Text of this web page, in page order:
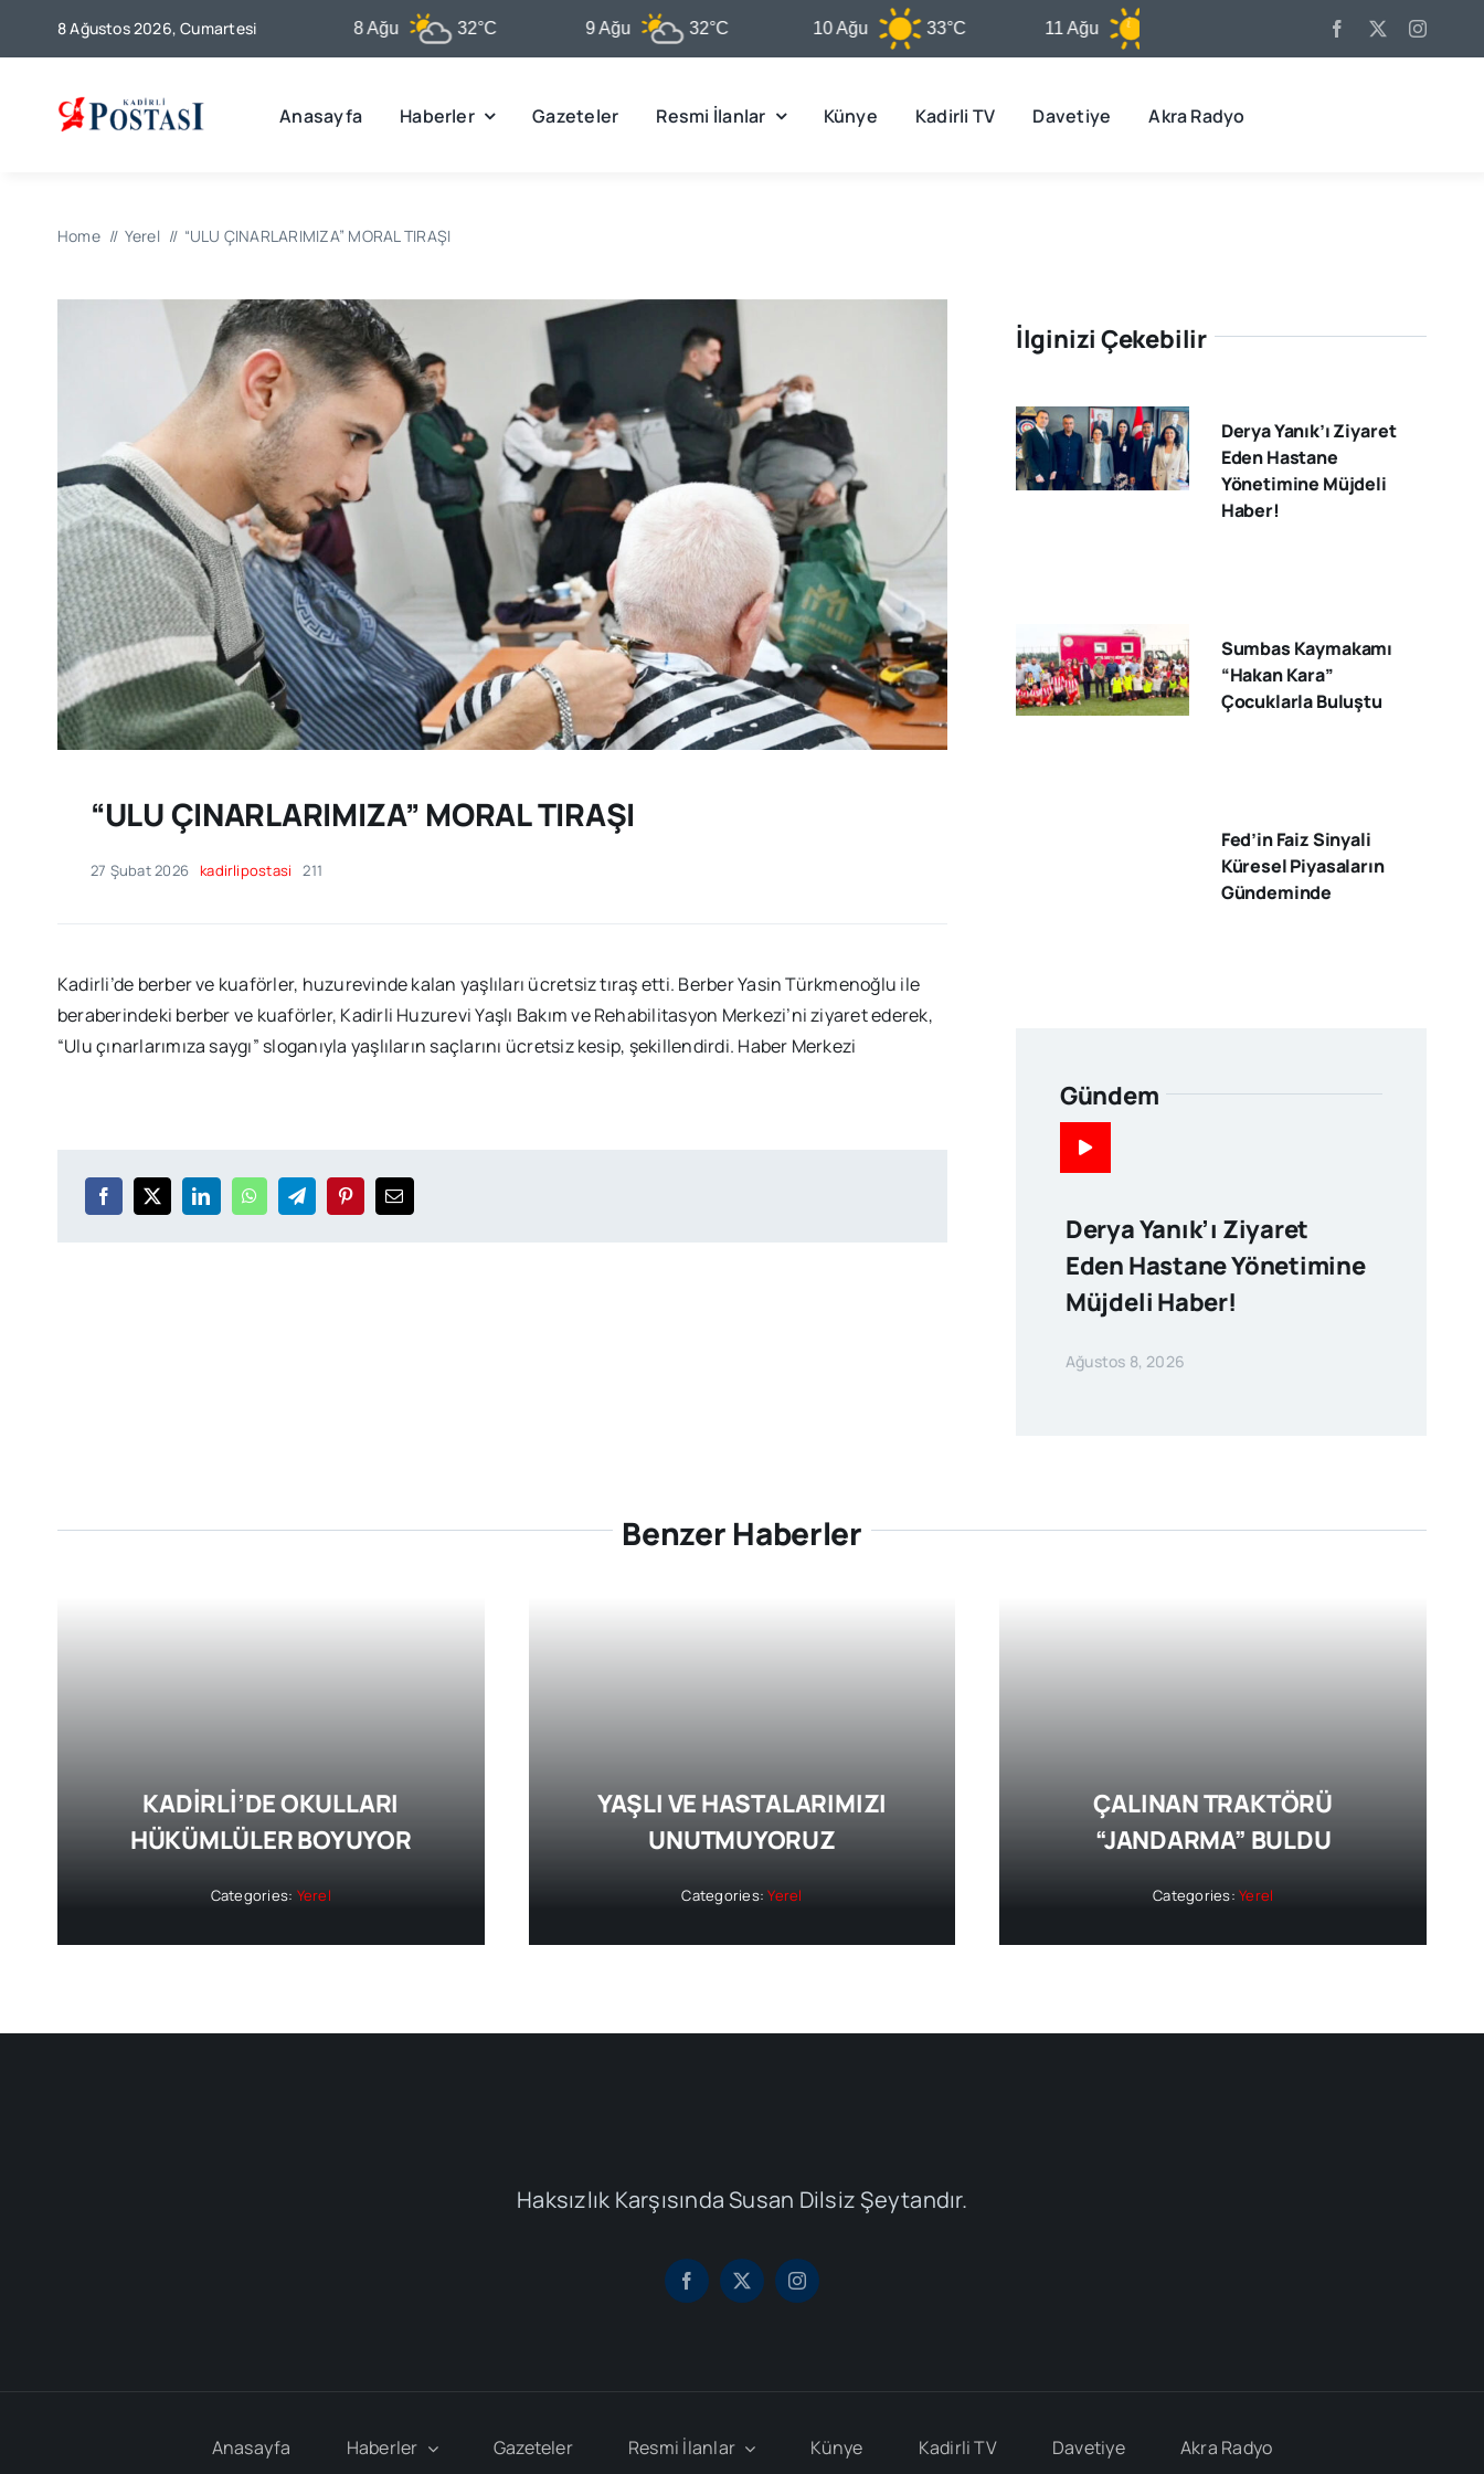
8 Ağustos 2026, Cumartesi
Kadirli 8 Ağu 32°C 9 Ağu 32°C 10 Ağu 33°C 11 Ağu 32°C 32°C
Anasayfa Haberler Gazeteler Resmi İlanlar Künye Kadirli TV Davetiye Akra Radyo
Home Yerel “ULU ÇINARLARIMIZA” MORAL TIRAŞI
“ULU ÇINARLARIMIZA” MORAL TIRAŞI
27 Şubat 2026 kadirlipostasi 211
Kadirli’de berber ve kuaförler, huzurevinde kalan yaşlıları ücretsiz tıraş etti. Berber Yasin Türkmenoğlu ile
beraberindeki berber ve kuaförler, Kadirli Huzurevi Yaşlı Bakım ve Rehabilitasyon Merkezi’ni ziyaret ederek,
“Ulu çınarlarımıza saygı” sloganıyla yaşlıların saçlarını ücretsiz kesip, şekillendirdi. Haber Merkezi
İlginizi Çekebilir
Derya Yanık’ı Ziyaret
Eden Hastane
Yönetimine Müjdeli
Haber!
Sumbas Kaymakamı
“Hakan Kara”
Çocuklarla Buluştu
Fed’in Faiz Sinyali
Küresel Piyasaların
Gündeminde
Gündem
Derya Yanık’ı Ziyaret
Eden Hastane Yönetimine
Müjdeli Haber!
Ağustos 8, 2026
Benzer Haberler
KADİRLİ’DE OKULLARI
HÜKÜMLÜLER BOYUYOR
Categories: Yerel
YAŞLI VE HASTALARIMIZI
UNUTMUYORUZ
Categories:Yerel
ÇALINAN TRAKTÖRÜ
“JANDARMA” BULDU
Categories:Yerel
Haksızlık Karşısında Susan Dilsiz Şeytandır.
Anasayfa Haberler Gazeteler Resmi İlanlar Künye Kadirli TV Davetiye Akra Radyo